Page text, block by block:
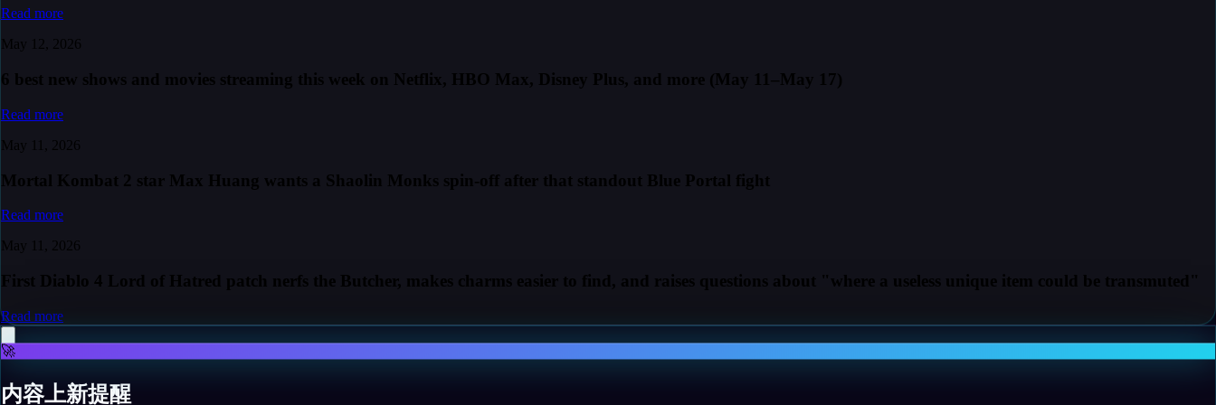
Read more
May 12, 2026
6 best new shows and movies streaming this week on Netflix, HBO Max, Disney Plus, and more (May 11–May 17)
Read more
May 11, 2026
Mortal Kombat 2 star Max Huang wants a Shaolin Monks spin-off after that standout Blue Portal fight
Read more
May 11, 2026
First Diablo 4 Lord of Hatred patch nerfs the Butcher, makes charms easier to find, and raises questions about "where a useless unique item could be transmuted"
Read more
🚀
内容上新提醒